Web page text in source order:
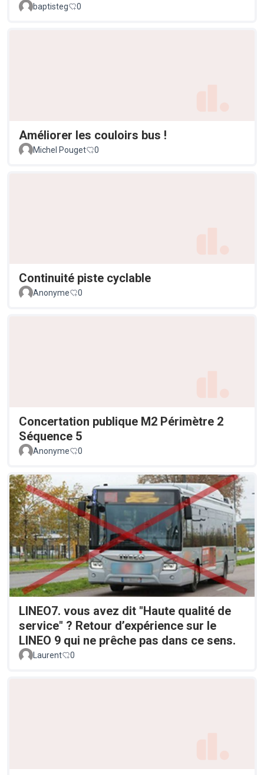
baptisteg 0
Améliorer les couloirs bus !
Michel Pouget 0
Continuité piste cyclable
Anonyme 0
Concertation publique M2 Périmètre 2
Séquence 5
Anonyme 0
LINEO7. vous avez dit "Haute qualité de
service" ? Retour d’expérience sur le
LINEO 9 qui ne prêche pas dans ce sens.
Laurent 0